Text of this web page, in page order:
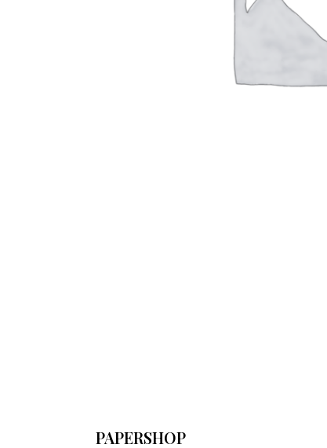
PAPERSHOP